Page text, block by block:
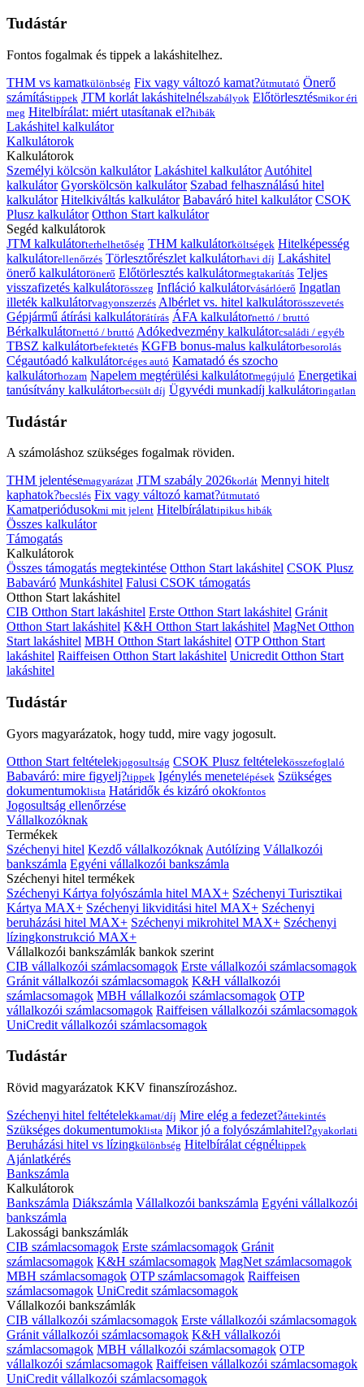
Tudástár
Fontos fogalmak és tippek a lakáshitelhez.
THM vs kamatkülönbség Fix vagy változó kamat?útmutató Önerő
számítástippek JTM korlát lakáshitelnélszabályok Előtörlesztésmikor éri
meg Hitelbírálat: miért utasítanak el?hibák
Lakáshitel kalkulátor
Kalkulátorok
Kalkulátorok
Személyi kölcsön kalkulátor Lakáshitel kalkulátor Autóhitel
kalkulátor Gyorskölcsön kalkulátor Szabad felhasználású hitel
kalkulátor Hitelkiváltás kalkulátor Babaváró hitel kalkulátor CSOK
Plusz kalkulátor Otthon Start kalkulátor
Segéd kalkulátorok
JTM kalkulátorterhelhetőség THM kalkulátorköltségek Hitelképesség
kalkulátorellenőrzés Törlesztőrészlet kalkulátorhavi díj Lakáshitel
önerő kalkulátorönerő Előtörlesztés kalkulátormegtakarítás Teljes
visszafizetés kalkulátorösszeg Infláció kalkulátorvásárlóerő Ingatlan
illeték kalkulátorvagyonszerzés Albérlet vs. hitel kalkulátorösszevetés
Gépjármű átírási kalkulátorátírás ÁFA kalkulátornettó / bruttó
Bérkalkulátornettó / bruttó Adókedvezmény kalkulátorcsaládi / egyéb
TBSZ kalkulátorbefektetés KGFB bonus-malus kalkulátorbesorolás
Cégautóadó kalkulátorcéges autó Kamatadó és szocho
kalkulátorhozam Napelem megtérülési kalkulátormegújuló Energetikai
tanúsítvány kalkulátorbecsült díj Ügyvédi munkadíj kalkulátoringatlan
Tudástár
A számoláshoz szükséges fogalmak röviden.
THM jelentésemagyarázat JTM szabály 2026korlát Mennyi hitelt
kaphatok?becslés Fix vagy változó kamat?útmutató
Kamatperiódusokmi mit jelent Hitelbírálattipikus hibák
Összes kalkulátor
Támogatás
Kalkulátorok
Összes támogatás megtekintése Otthon Start lakáshitel CSOK Plusz
Babaváró Munkáshitel Falusi CSOK támogatás
Otthon Start lakáshitel
CIB Otthon Start lakáshitel Erste Otthon Start lakáshitel Gránit
Otthon Start lakáshitel K&H Otthon Start lakáshitel MagNet Otthon
Start lakáshitel MBH Otthon Start lakáshitel OTP Otthon Start
lakáshitel Raiffeisen Otthon Start lakáshitel Unicredit Otthon Start
lakáshitel
Tudástár
Gyors magyarázatok, hogy tudd, mire vagy jogosult.
Otthon Start feltételekjogosultság CSOK Plusz feltételekösszefoglaló
Babaváró: mire figyelj?tippek Igénylés menetelépések Szükséges
dokumentumoklista Határidők és kizáró okokfontos
Jogosultság ellenőrzése
Vállalkozóknak
Termékek
Széchenyi hitel Kezdő vállalkozóknak Autólízing Vállalkozói
bankszámla Egyéni vállalkozói bankszámla
Széchenyi hitel termékek
Széchenyi Kártya folyószámla hitel MAX+ Széchenyi Turisztikai
Kártya MAX+ Széchenyi likviditási hitel MAX+ Széchenyi
beruházási hitel MAX+ Széchenyi mikrohitel MAX+ Széchenyi
lízingkonstrukció MAX+
Vállalkozói bankszámlák bankok szerint
CIB vállalkozói számlacsomagok Erste vállalkozói számlacsomagok
Gránit vállalkozói számlacsomagok K&H vállalkozói
számlacsomagok MBH vállalkozói számlacsomagok OTP
vállalkozói számlacsomagok Raiffeisen vállalkozói számlacsomagok
UniCredit vállalkozói számlacsomagok
Tudástár
Rövid magyarázatok KKV finanszírozáshoz.
Széchenyi hitel feltételekkamat/díj Mire elég a fedezet?áttekintés
Szükséges dokumentumoklista Mikor jó a folyószámlahitel?gyakorlati
Beruházási hitel vs lízingkülönbség Hitelbírálat cégnéltippek
Ajánlatkérés
Bankszámla
Kalkulátorok
Bankszámla Diákszámla Vállalkozói bankszámla Egyéni vállalkozói
bankszámla
Lakossági bankszámlák
CIB számlacsomagok Erste számlacsomagok Gránit
számlacsomagok K&H számlacsomagok MagNet számlacsomagok
MBH számlacsomagok OTP számlacsomagok Raiffeisen
számlacsomagok UniCredit számlacsomagok
Vállalkozói bankszámlák
CIB vállalkozói számlacsomagok Erste vállalkozói számlacsomagok
Gránit vállalkozói számlacsomagok K&H vállalkozói
számlacsomagok MBH vállalkozói számlacsomagok OTP
vállalkozói számlacsomagok Raiffeisen vállalkozói számlacsomagok
UniCredit vállalkozói számlacsomagok